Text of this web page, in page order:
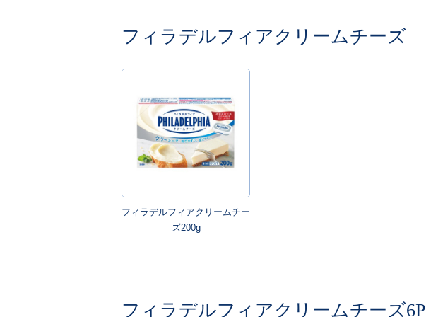
フィラデルフィアクリームチーズ
フィラデルフィアクリームチー
ズ200g
フィラデルフィアクリームチーズ6P